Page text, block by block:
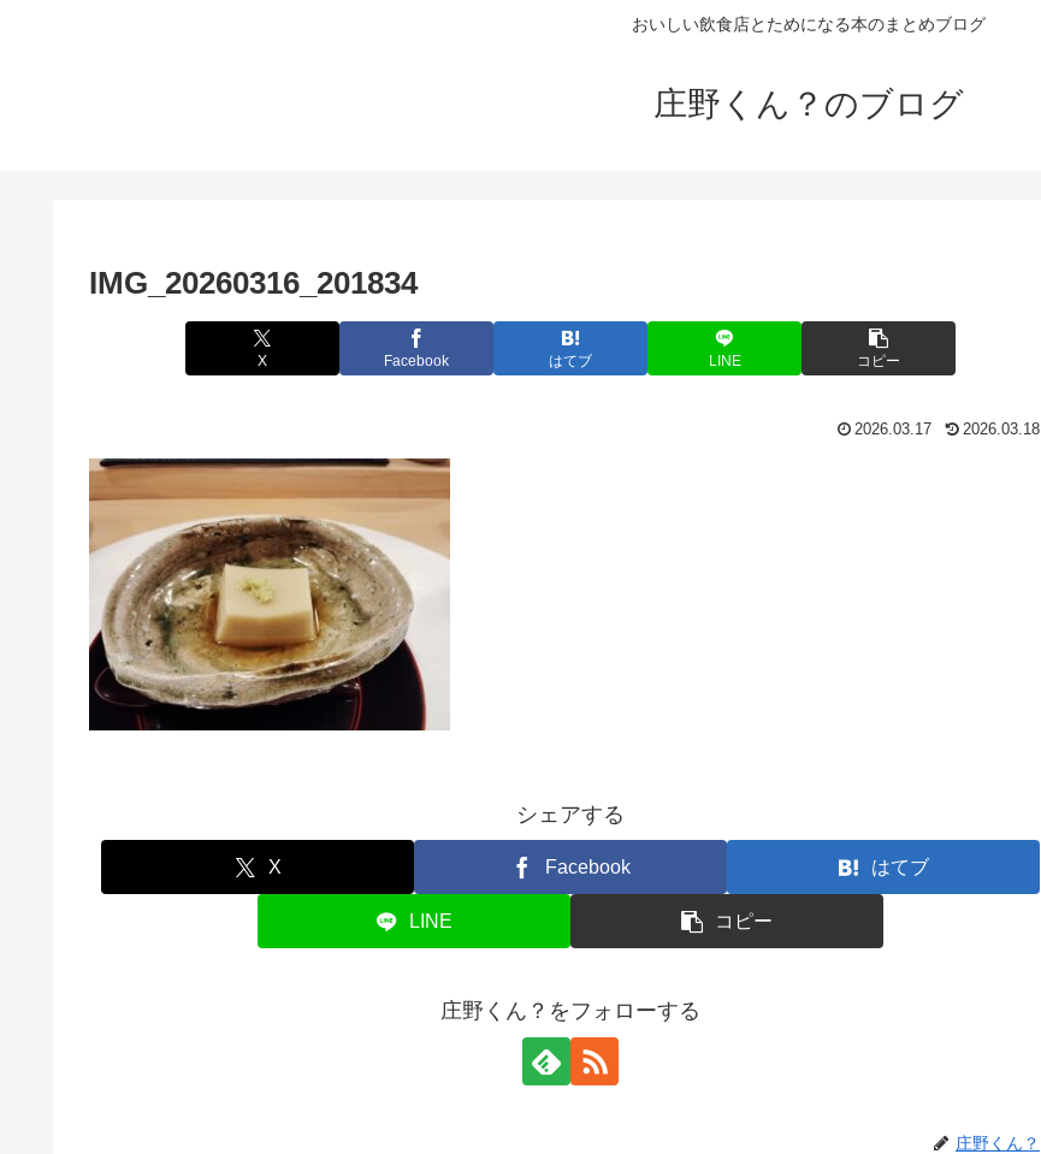
おいしい飲食店とためになる本のまとめブログ
庄野くん？のブログ
IMG_20260316_201834
X Facebook はてブ LINE コピー
2026.03.17 2026.03.18
シェアする
X Facebook はてブ
LINE コピー
庄野くん？をフォローする
庄野くん？